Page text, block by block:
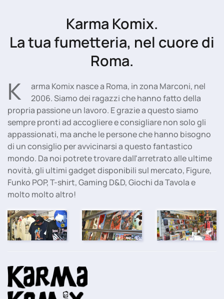
Karma Komix.
La tua fumetteria, nel cuore di
Roma.
K
arma Komix nasce a Roma, in zona Marconi, nel
2006. Siamo dei ragazzi che hanno fatto della
propria passione un lavoro. E grazie a questo siamo
sempre pronti ad accogliere e consigliare non solo gli
appassionati, ma anche le persone che hanno bisogno
di un consiglio per avvicinarsi a questo fantastico
mondo. Da noi potrete trovare dall'arretrato alle ultime
novità, gli ultimi gadget disponibili sul mercato, Figure,
Funko POP, T-shirt, Gaming D&D, Giochi da Tavola e
molto molto altro!